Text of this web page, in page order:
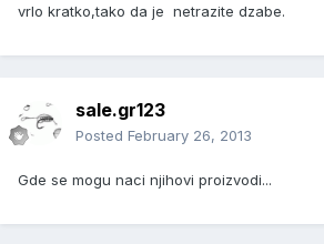
vrlo kratko,tako da je netrazite dzabe.
sale.gr123
Posted February 26, 2013
Gde se mogu naci njihovi proizvodi...